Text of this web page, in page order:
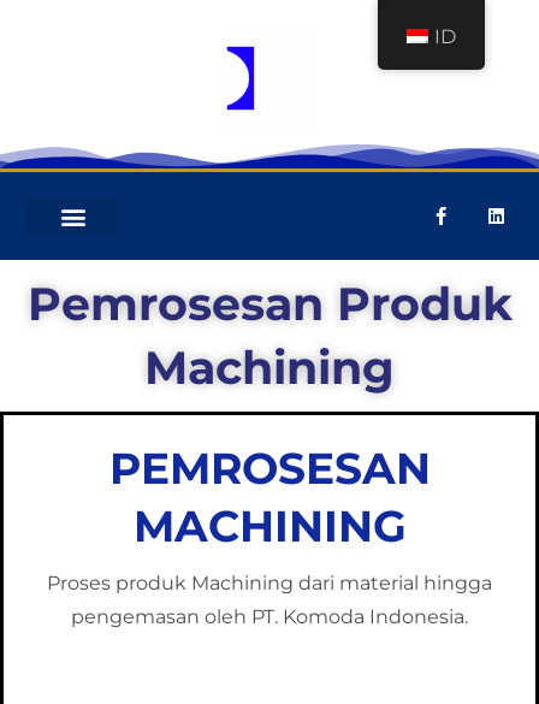
Pemrosesan Produk
Machining
PEMROSESAN
MACHINING
Proses produk Machining dari material hingga
pengemasan oleh PT. Komoda Indonesia.
ID